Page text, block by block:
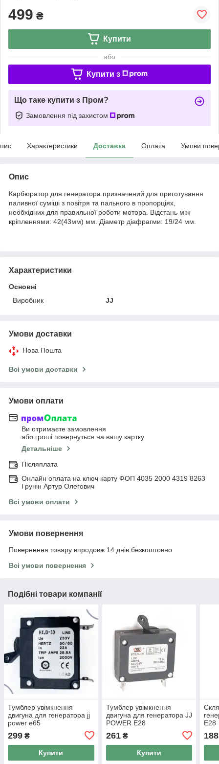
499 ₴
Купити
або
Купити з
Що таке купити з Пром?
Замовлення під захистом
Характеристики Доставка Оплата Умови
Опис
Карбюратор для генератора призначений для приготування
паливної суміші з повітря та пального в пропорціях,
необхідних для правильної роботи мотора. Відстань між
кріпленнями: 42(43мм) мм. Діаметр діафрагми: 19/24 мм.
Характеристики
Основні
Виробник
JJ
Умови доставки
Нова Пошта
Всі умови доставки
Умови оплати
Ви отримаєте замовлення
або гроші повернуться на вашу картку
Детальніше
Післяплата
Онлайн оплата на ключ карту ФОП 4035 2000 4319 8263
Грунін Артур Олегович
Всі умови оплати
Умови повернення
Повернення товару впродовж 14 днів безкоштовно
Всі умови повернення
Подібні товари компанії
Тумблер увімкнення
двигуна для генератора jj
power e65
299 ₴
Купити
Тумблер увімкнення
двигуна для генератора JJ
POWER E28
261₴
Купити
E28
188